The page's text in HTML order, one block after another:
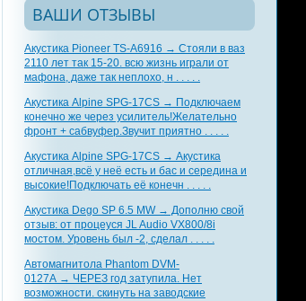
ВАШИ ОТЗЫВЫ
Акустика Pioneer TS-A6916 → Стояли в ваз
2110 лет так 15-20. всю жизнь играли от
мафона, даже так неплохо, н . . . . .
Акустика Alpine SPG-17CS → Подключаем
конечно же через усилитель!Желательно
фронт + сабвуфер.Звучит приятно . . . . .
Акустика Alpine SPG-17CS → Акустика
отличная,всё у неё есть и бас и середина и
высокие!Подключать её конечн . . . . .
Акустика Dego SP 6.5 MW → Дополню свой
отзыв: от процеуся JL Audio VX800/8i
мостом. Уровень был -2, сделал . . . . .
Автомагнитола Phantom DVM-
0127A → ЧЕРЕЗ год затупила. Нет
возможности. скинуть на заводские